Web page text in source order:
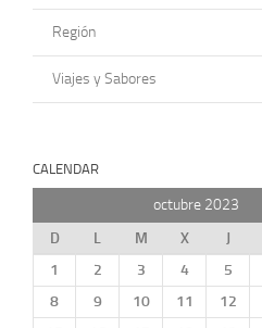
Región
Viajes y Sabores
CALENDAR
octubre 2023
D
L M X J
1
2 3 4 5
8
9 10 11 12